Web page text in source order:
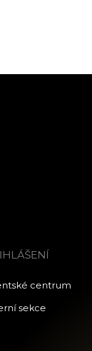
centrum
sekce